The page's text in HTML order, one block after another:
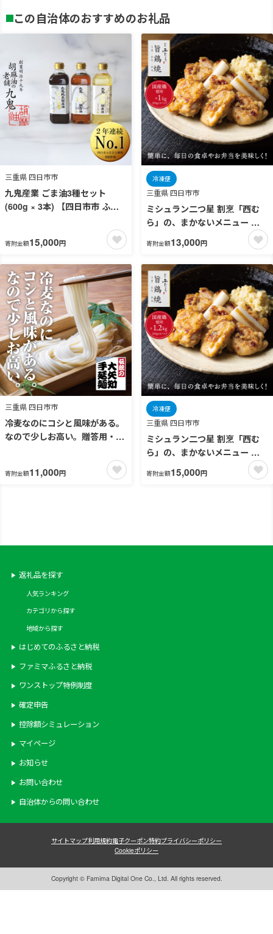
この自治体のおすすめのお礼品
三重県 四日市市
九鬼産業 ごま油3種セット
(600g × 3本) 【四日市市 ふる
位】創業明治19年 ごま油の老
舗「九鬼」 いつもの味を上質
ま油3種セット 600g 3本セット
ゴマ油 胡麻油 ごま油 ドレッシ
ング 調味料 料理 お祝い 贈答品
贈り物 ギフト ミシュラン 2つ
星の割烹でも使用 四日市 四日
市市 四日市市ふるさと納税
寄附金額15,000円
三重県 四日市市
冷凍便
ミシュラン二つ星 割烹「西む
ら」の、まかないメニュー 旨
鶏焼（うまとりやき）西京味噌
味 モモ肉（国産）
1kg（200g×5パック）│鶏肉 小
分け パック 味付け 西京白味噌
和食 弁当 おかず 焼くだけ
寄附金額13,000円
三重県 四日市市
冷麦なのにコシと風味がある。
なので少しお高い。贈答用・自
し味に九鬼太白純正胡麻油を使
用 マツコ＆有吉かりそめ天国
無添加 家庭用 お祝い お取り寄
寄附金額11,000円
三重県 四日市市
冷凍便
ミシュラン二つ星 割烹「西む
ら」の、まかないメニュー 旨
鶏焼（うまとりやき）西京味噌
味 モモ肉（国産）
寄附金額15,000円
返礼品を探す
人気ランキング
カテゴリから探す
地域から探す
はじめてのふるさと納税
ファミマふるさと納税
ワンストップ特例制度
確定申告
控除額シミュレーション
マイページ
お知らせ
お問い合わせ
自治体からの問い合わせ
サイトマップ利用規約電子クーポン特約プライバシーポリシー
Cookieポリシー
Copyright © Famima Digital One Co., Ltd. All rights reserved.